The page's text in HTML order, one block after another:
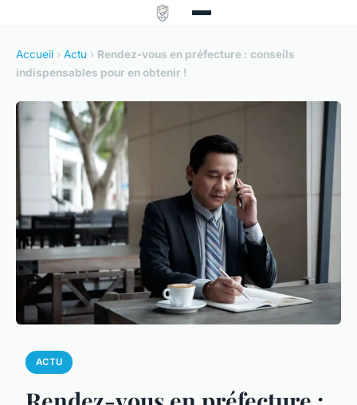
Accueil › Actu › Rendez-vous en préfecture : conseils
indispensables pour en obtenir !
ACTU